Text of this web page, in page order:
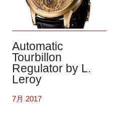
Automatic
Tourbillon
Regulator by L.
Leroy
7月 2017